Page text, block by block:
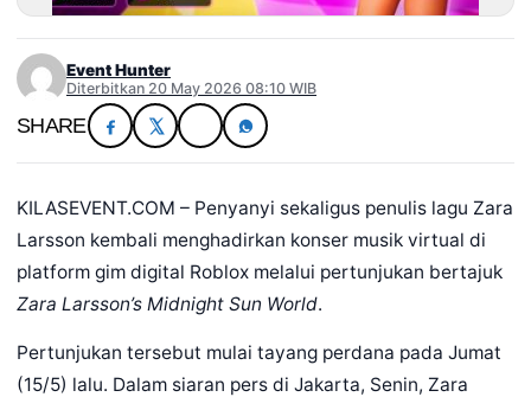
Event Hunter
Diterbitkan 20 May 2026 08:10 WIB
SHARE
KILASEVENT.COM – Penyanyi sekaligus penulis lagu Zara
Larsson kembali menghadirkan konser musik virtual di
platform gim digital Roblox melalui pertunjukan bertajuk
Zara Larsson’s Midnight Sun World.
Pertunjukan tersebut mulai tayang perdana pada Jumat
(15/5) lalu. Dalam siaran pers di Jakarta, Senin, Zara